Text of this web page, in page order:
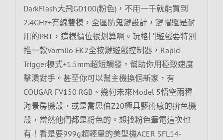
DarkFlash大飛GD100(粉色)，不用一千就能買到
2.4GHz+有線雙模，全區防鬼鍵設計，鍵帽還是耐
用的PBT，這樣價位很划算啊。玩格鬥遊戲要特別
推一款Varmilo FK2全按鍵遊戲控制器，Rapid
Trigger模式+1.5mm超短觸發，幫助你用極致速度
擊潰對手。甚至你可以幫主機換個新家，有
COUGAR FV150 RGB、幾何未來Model 5悟空兩種
海景房機殼，或是喬思伯Z20極具藝術感的拚色機
殼，當然他們都是粉色的。想找粉色筆電這次也
有！看是要999g超輕量的美型機ACER SFL14-